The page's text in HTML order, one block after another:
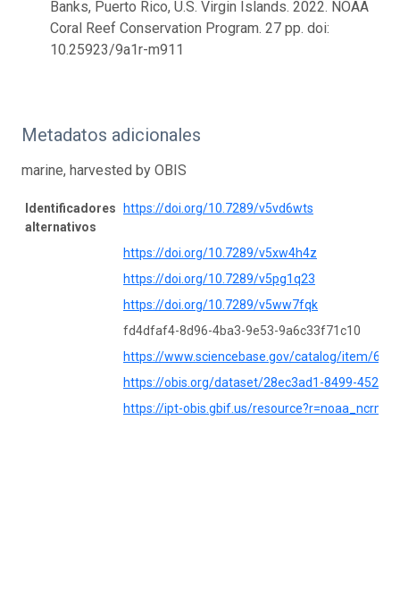
Banks, Puerto Rico, U.S. Virgin Islands. 2022. NOAA
Coral Reef Conservation Program. 27 pp. doi:
10.25923/9a1r-m911
Metadatos adicionales
marine, harvested by OBIS
Identificadores
alternativos
https://doi.org/10.7289/v5vd6wts
https://doi.org/10.7289/v5xw4h4z
https://doi.org/10.7289/v5pg1q23
https://doi.org/10.7289/v5ww7fqk
fd4dfaf4-8d96-4ba3-9e53-9a6c33f71c10
https://www.sciencebase.gov/catalog/item/
https://obis.org/dataset/28ec3ad1-8499-452c-
https://ipt-obis.gbif.us/